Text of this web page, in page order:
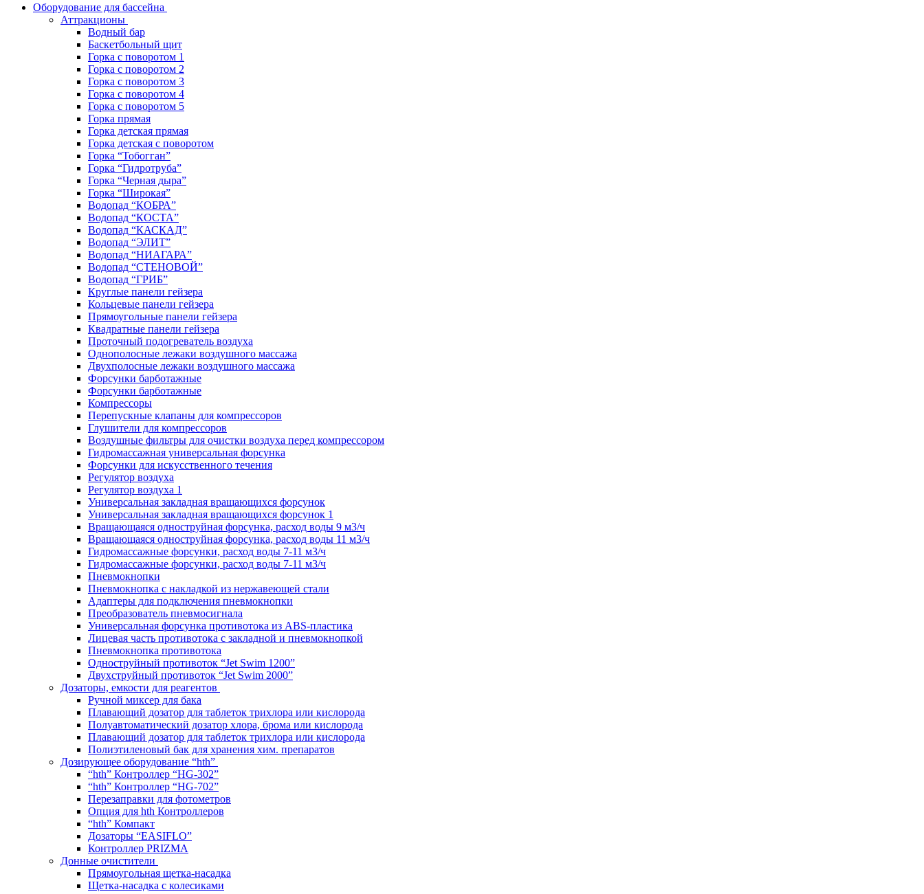
Оборудование для бассейна
Аттракционы
Водный бар
Баскетбольный щит
Горка с поворотом 1
Горка с поворотом 2
Горка с поворотом 3
Горка с поворотом 4
Горка с поворотом 5
Горка прямая
Горка детская прямая
Горка детская с поворотом
Горка “Тобогган”
Горка “Гидротруба”
Горка “Черная дыра”
Горка “Широкая”
Водопад “КОБРА”
Водопад “КОСТА”
Водопад “КАСКАД”
Водопад “ЭЛИТ”
Водопад “НИАГАРА”
Водопад “СТЕНОВОЙ”
Водопад “ГРИБ”
Круглые панели гейзера
Кольцевые панели гейзера
Прямоугольные панели гейзера
Квадратные панели гейзера
Проточный подогреватель воздуха
Однополосные лежаки воздушного массажа
Двухполосные лежаки воздушного массажа
Форсунки барботажные
Форсунки барботажные
Компрессоры
Перепускные клапаны для компрессоров
Глушители для компрессоров
Воздушные фильтры для очистки воздуха перед компрессором
Гидромассажная универсальная форсунка
Форсунки для искусственного течения
Регулятор воздуха
Регулятор воздуха 1
Универсальная закладная вращающихся форсунок
Универсальная закладная вращающихся форсунок 1
Вращающаяся одноструйная форсунка, расход воды 9 м3/ч
Вращающаяся одноструйная форсунка, расход воды 11 м3/ч
Гидромассажные форсунки, расход воды 7-11 м3/ч
Гидромассажные форсунки, расход воды 7-11 м3/ч
Пневмокнопки
Пневмокнопка с накладкой из нержавеющей стали
Адаптеры для подключения пневмокнопки
Преобразователь пневмосигнала
Универсальная форсунка противотока из ABS-пластика
Лицевая часть противотока с закладной и пневмокнопкой
Пневмокнопка противотока
Одноструйный противоток “Jet Swim 1200”
Двухструйный противоток “Jet Swim 2000”
Дозаторы, емкости для реагентов
Ручной миксер для бака
Плавающий дозатор для таблеток трихлора или кислорода
Полуавтоматический дозатор хлора, брома или кислорода
Плавающий дозатор для таблеток трихлора или кислорода
Полиэтиленовый бак для хранения хим. препаратов
Дозирующее оборудование “hth”
“hth” Контроллер “HG-302”
“hth” Контроллер “HG-702”
Перезаправки для фотометров
Опция для hth Контроллеров
“hth” Компакт
Дозаторы “EASIFLO”
Контроллер PRIZMA
Донные очистители
Прямоугольная щетка-насадка
Щетка-насадка с колесиками